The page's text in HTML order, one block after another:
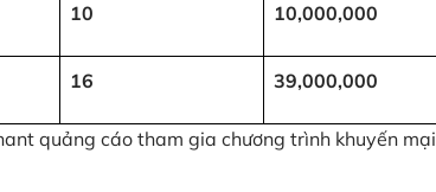
10 10,000,000
16 39,000,000
quảng cáo tham gia chương trình khuyến mại